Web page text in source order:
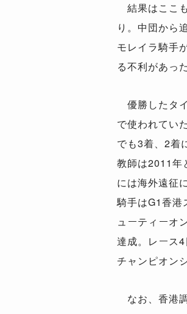
結果はここ
り。中団から
モレイラ騎手
る不利があっ
優勝したタ
で使われてい
でも3着、2着
教師は2011年
には海外遠征
騎手はG1香港
ューティーオ
達成。レース
チャンピオン
なお、香港